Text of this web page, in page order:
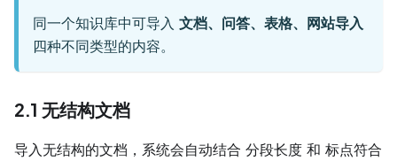
同一个知识库中可导入 文档、问答、表格、网站导入
四种不同类型的内容。
2.1 无结构文档
导入无结构的文档，系统会自动结合 分段长度 和 标点符合